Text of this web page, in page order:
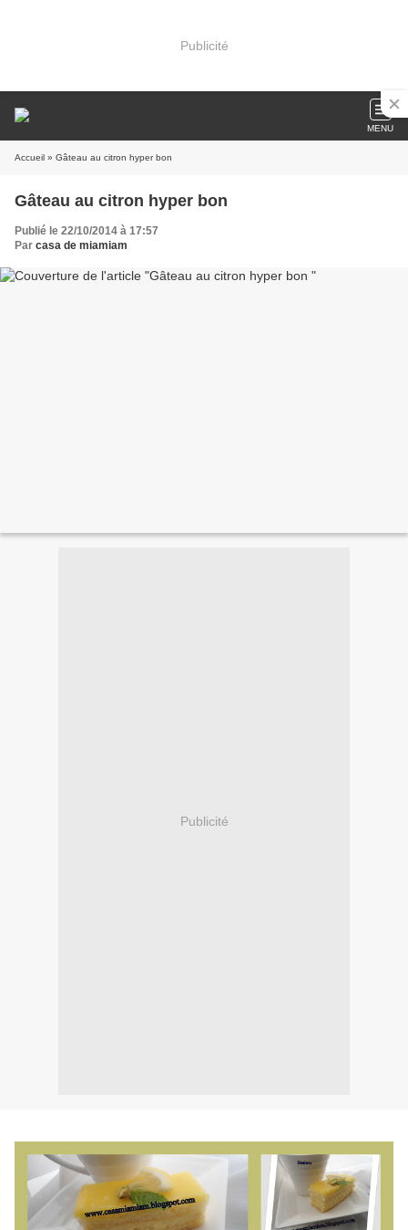
Publicité
MENU
Accueil » Gâteau au citron hyper bon
Gâteau au citron hyper bon
Publié le 22/10/2014 à 17:57
Par casa de miamiam
Publicité